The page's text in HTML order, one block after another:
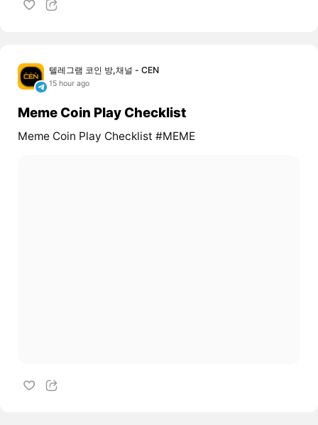
텔레그램 코인 방,채널 - CEN
15 hour ago
Meme Coin Play Checklist
Meme Coin Play Checklist #MEME